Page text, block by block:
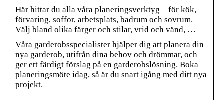
Här hittar du alla våra planeringsverktyg – för kök,
förvaring, soffor, arbetsplats, badrum och sovrum.
Välj bland olika färger och stilar, vrid och vänd, …
Våra garderobsspecialister hjälper dig att planera din
nya garderob, utifrån dina behov och drömmar, och
ger ett färdigt förslag på en garderobslösning. Boka
planeringsmöte idag, så är du snart igång med ditt nya
projekt.